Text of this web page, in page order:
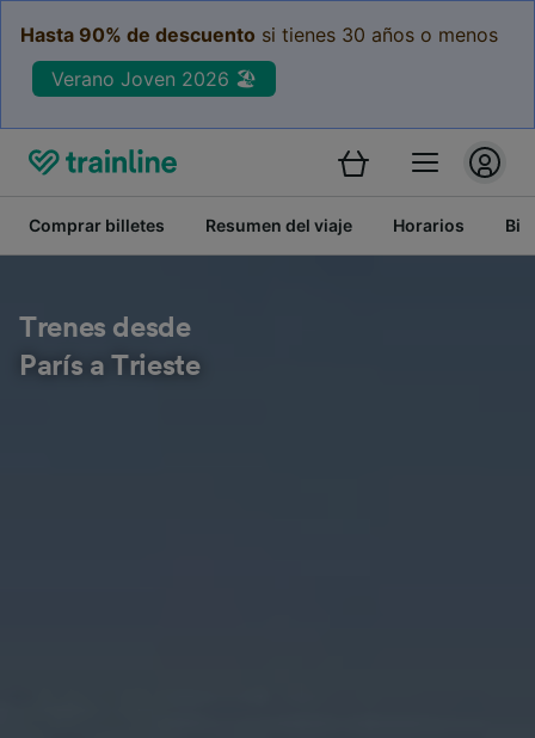
Hasta 90% de descuento si tienes 30 años o menos
Verano Joven 2026 🏖️
Comprar billetes Resumen del viaje Horarios
Trenes desde
París a Trieste